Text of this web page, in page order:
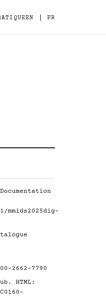
EN FR
2662-7790
HTML: